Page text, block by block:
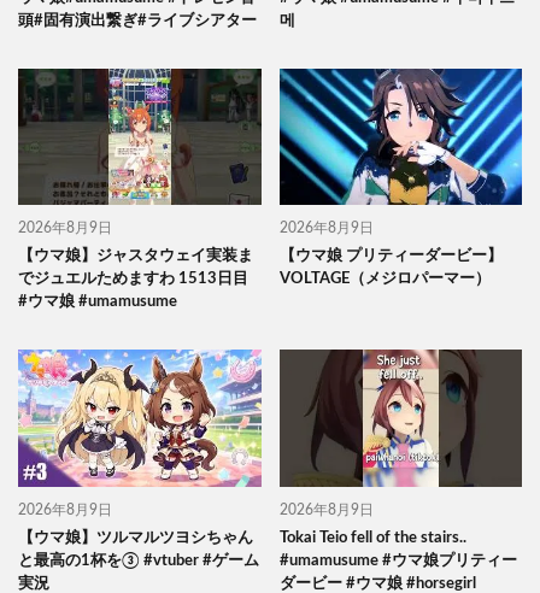
頭#固有演出繋ぎ#ライブシアター
메
2026年8月9日
【ウマ娘】ジャスタウェイ実装ま
でジュエルためますわ 1513日目
#ウマ娘 #umamusume
2026年8月9日
【ウマ娘 プリティーダービー】
VOLTAGE（メジロパーマー）
2026年8月9日
【ウマ娘】ツルマルツヨシちゃん
と最高の1杯を③ #vtuber #ゲーム
実況
2026年8月9日
Tokai Teio fell of the stairs..
#umamusume #ウマ娘プリティー
ダービー #ウマ娘 #horsegirl